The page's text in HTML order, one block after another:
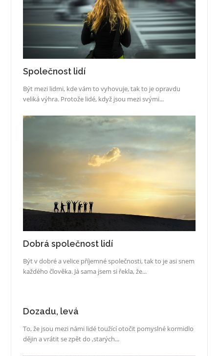
Společnost lidí
Být mezi lidmi, kde vám to vyhovuje, tak to je opravdu
veliká výhra. Protože lidé, když jsou mezi svými...
Dobrá společnost lidí
Být v dobré a velice příjemné společnosti, tak to je asi snem
každého člověka. Já sama jsem si řekla, že...
Dozadu, levá
To, že jsou mezi námi lidé toužící otočit pomyslné kormidlo
dějin a vrátit se zpět do ‚starých...